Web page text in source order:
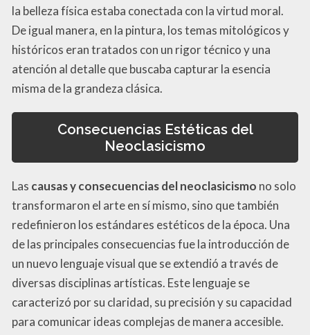
la belleza física estaba conectada con la virtud moral.
De igual manera, en la pintura, los temas mitológicos y
históricos eran tratados con un rigor técnico y una
atención al detalle que buscaba capturar la esencia
misma de la grandeza clásica.
Consecuencias Estéticas del
Neoclasicismo
Las causas y consecuencias del neoclasicismo no solo
transformaron el arte en sí mismo, sino que también
redefinieron los estándares estéticos de la época. Una
de las principales consecuencias fue la introducción de
un nuevo lenguaje visual que se extendió a través de
diversas disciplinas artísticas. Este lenguaje se
caracterizó por su claridad, su precisión y su capacidad
para comunicar ideas complejas de manera accesible.